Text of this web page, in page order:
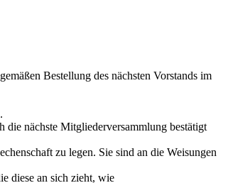
Bestellung des nächsten Vorstands im
die nächste Mitgliederversammlung bestätigt
zu legen. Sie sind an die Weisungen
diese an sich zieht, wie